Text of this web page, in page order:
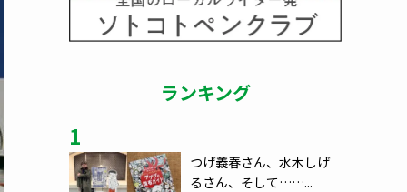
ランキング
1
つげ義春さん、水木しげ
るさん、そして……...